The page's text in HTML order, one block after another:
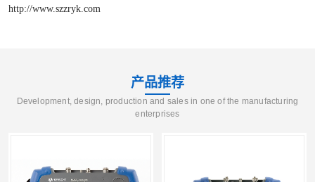
http://www.szzryk.com
产品推荐
Development, design, production and sales in one of the manufacturing
enterprises